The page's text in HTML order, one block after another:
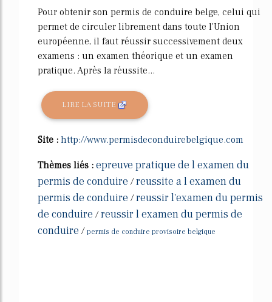
Pour obtenir son permis de conduire belge, celui qui
permet de circuler librement dans toute l'Union
européenne, il faut réussir successivement deux
examens : un examen théorique et un examen
pratique. Après la réussite...
LIRE LA SUITE
Site : http://www.permisdeconduirebelgique.com
Thèmes liés : epreuve pratique de l examen du
permis de conduire /reussite a l examen du
permis de conduire /reussir l'examen du permis
de conduire /reussir l examen du permis de
conduire / permis de conduire provisoire belgique